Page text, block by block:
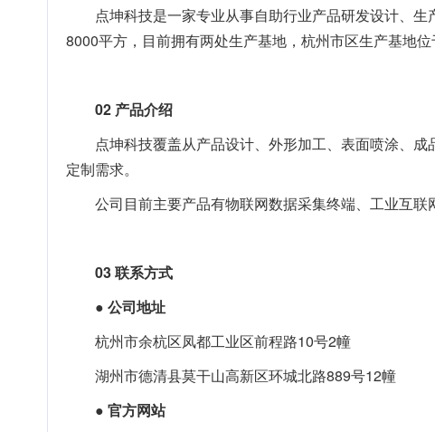
点坤科技是一家专业从事自助行业产品研发设计、
8000平方，目前拥有两处生产基地，杭州市区生产基地
02 产品介绍
点坤科技覆盖从产品设计、外形加工、表面喷涂、
定制需求。
公司目前主要产品有物联网数据采集终端、工业互
03联系方式
● 公司地址
杭州市余杭区凤都工业区前程路10号2幢
湖州市德清县莫干山高新区环城北路889号12幢
● 官方网站